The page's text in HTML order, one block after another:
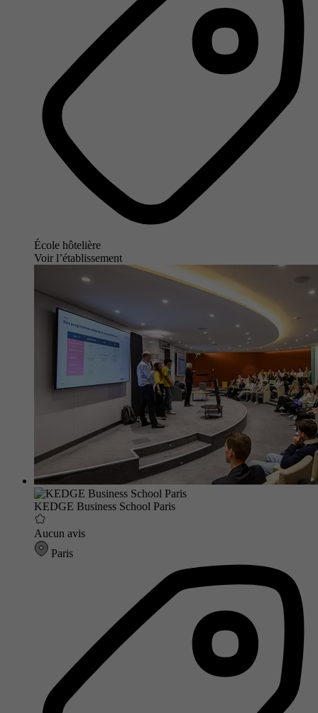
École hôtelière
Voir l’établissement
KEDGE Business School Paris
Aucun avis
Paris